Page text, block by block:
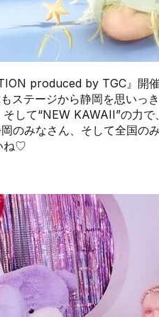
produced by TGC』
ステージから静岡を思いっ
して“NEW KAWAII”の力で
みなさん、そして全国の
ね♡